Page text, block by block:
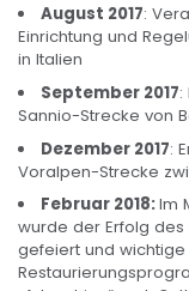
August 2017:
Einrichtung und
in Italien
September 2017:
Sannio-Strecke von
Dezember 2017:
Voralpen-Strecke
Februar 2018:Im
wurde der Erfolg
gefeiert und